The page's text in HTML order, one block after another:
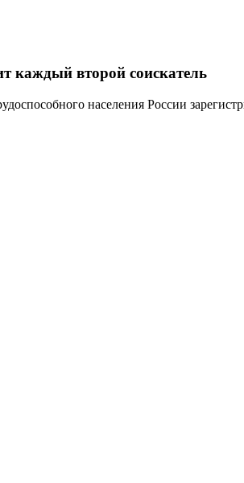
каждый второй соискатель
населения России